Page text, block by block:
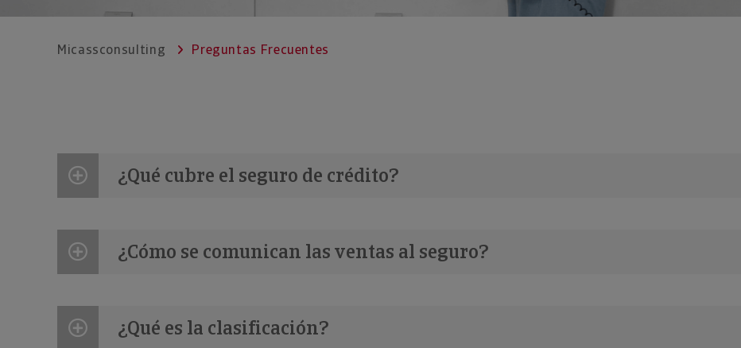
Micassconsulting Preguntas Frecuentes
¿Qué cubre el seguro de crédito?
¿Cómo se comunican las ventas al seguro?
¿Qué es la clasificación?